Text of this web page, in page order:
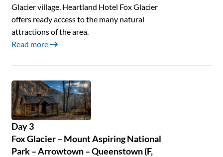
Glacier village, Heartland Hotel Fox Glacier
offers ready access to the many natural
attractions of the area.
Read more
Day 3
Fox Glacier – Mount Aspiring National
Park – Arrowtown – Queenstown (F,